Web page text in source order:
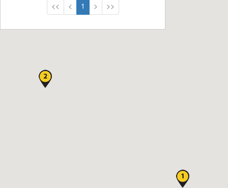
<< < 1 > >>